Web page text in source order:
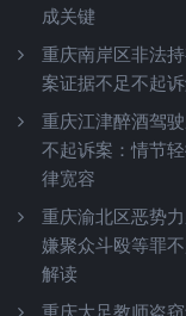
成关键
重庆南岸区非法
案证据不足不起
重庆江津醉酒驾
不起诉案：情节
律宽容
重庆渝北区恶势
嫌聚众斗殴等罪
解读
重庆大足教师盗